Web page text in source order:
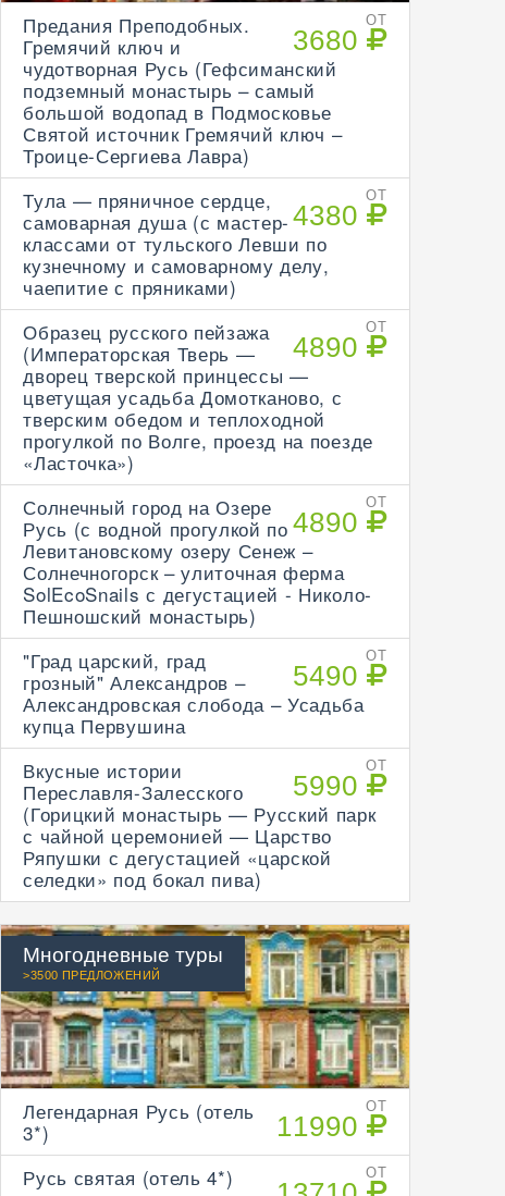
ОТ
3680
Предания Преподобных.
Гремячий ключ и
чудотворная Русь (Гефсиманский
подземный монастырь – самый
большой водопад в Подмосковье
Святой источник Гремячий ключ –
Троице-Сергиева Лавра)
ОТ
4380
Тула — пряничное сердце,
самоварная душа (с мастер-
классами от тульского Левши по
кузнечному и самоварному делу,
чаепитие с пряниками)
ОТ
4890
Образец русского пейзажа
(Императорская Тверь —
дворец тверской принцессы —
цветущая усадьба Домотканово, с
тверским обедом и теплоходной
прогулкой по Волге, проезд на поезде
«Ласточка»)
ОТ
4890
Солнечный город на Озере
Русь (с водной прогулкой по
Левитановскому озеру Сенеж –
Солнечногорск – улиточная ферма
SolEcoSnails с дегустацией - Николо-
Пешношский монастырь)
ОТ
5490
"Град царский, град
грозный" Александров –
Александровская слобода – Усадьба
купца Первушина
ОТ
5990
Вкусные истории
Переславля-Залесского
(Горицкий монастырь — Русский парк
с чайной церемонией — Царство
Ряпушки с дегустацией «царской
селедки» под бокал пива)
Многодневные туры
>3500 ПРЕДЛОЖЕНИЙ
ОТ
11990
Легендарная Русь (отель
3*)
ОТ
Русь святая (отель 4*)